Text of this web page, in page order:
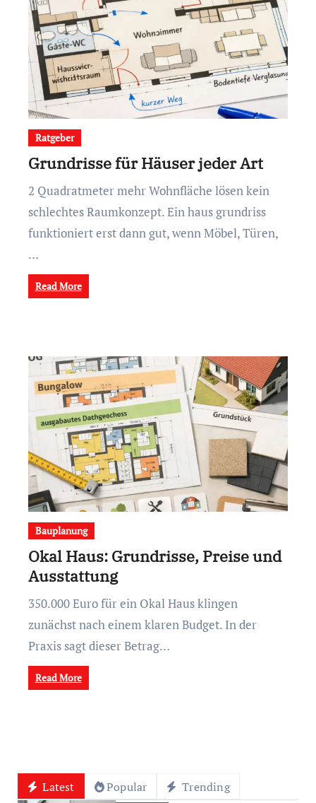
Ratgeber
Grundrisse für Häuser jeder Art
2 Quadratmeter mehr Wohnfläche lösen kein
schlechtes Raumkonzept. Ein haus grundriss
funktioniert erst dann gut, wenn Möbel, Türen,
…
Read More
Bauplanung
Okal Haus: Grundrisse, Preise und
Ausstattung
350.000 Euro für ein Okal Haus klingen
zunächst nach einem klaren Budget. In der
Praxis sagt dieser Betrag…
Read More
Latest Popular Trending